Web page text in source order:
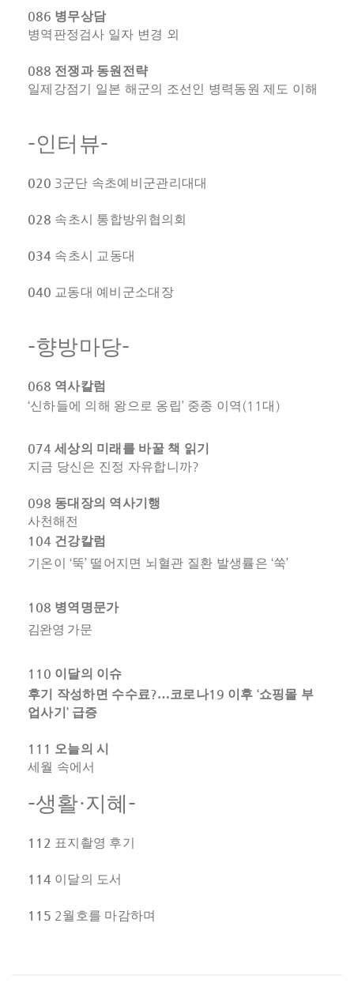
086 병무상담
병역판정검사 일자 변경 외
088 전쟁과 동원전략
일제강점기 일본 해군의 조선인 병력동원 제도 이해
-인터뷰-
020 3군단 속초예비군관리대대
028 속초시 통합방위협의회
034 속초시 교동대
040 교동대 예비군소대장
-향방마당-
068 역사칼럼
‘신하들에 의해 왕으로 옹립’ 중종 이역 (11대 )
074 세상의 미래를 바꿀 책 읽기
지금 당신은 진정 자유합니까?
098 동대장의 역사기행
사천해전
104 건강칼럼
기온이‘뚝’ 떨어지면 뇌혈관 질환 발생률은‘쑥’
108 병역명문가
김완영 가문
110 이달의 이슈
후기 작성하면 수수료?…코로나19 이후 ‘쇼핑몰 부
업사기 ’ 급증
111 오늘의 시
세월 속에서
-생활·지혜 -
112 표지촬영 후기
114 이달의 도서
115 2월호를 마감하며